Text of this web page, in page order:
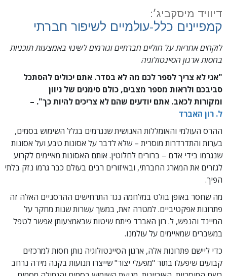
דיוויד מיסקביג׳:
קמפיינים כלל-עולמיים לשיפור חברתי
לוקחים אחריות על חוליים חברתיים וגורמים לשינוי באמצעות תוכניות
בחסות ארגון הסיינטולוגיה
"אני לא צריך לספר לכם מה לא בסדר. אתם יכולים להסתכל
סביבכם ולראות מספר מצבים, כולם סימנים של ניוון
ומקורות לכאב. אתם יודעים שהם לא צריכים להיות כך". –
ל. רון האברד
ההרס העולמי והאומללות האנושית שנגרמים בגלל השימוש בסמים,
בערות והתדרדרות מוסרית – שלא לדבר על אסונות טבע ועל אסונות
שנגרמו בידי אדם – ברורים לחלוטין. אותם האסונות מאיימים לקרוע
לגזרים את המארג החברתי, ובאיזורים רבים בעולם כבר גרמו נזק בלתי
הפיך.
מה שחסר באופן בולט במלחמה נגד התרחישים ההרסניים האלה זה
פתרונות אפקטיביים. למטרה זאת, במשך עשרות שנות מחקר על
המיינד והנפש, ל. רון האברד פיתח שיטות שבאמצעותן אפשר לטפל
במשברים שמאיימים על עולמנו.
כדי ליישם פתרונות אלה, ארגון הסיינטולוגיה נותן חסות למרכזים
קבועים שיפעלו בתור "מפעלי יצור" שייצרו תנועות בקנה מידה נרחב